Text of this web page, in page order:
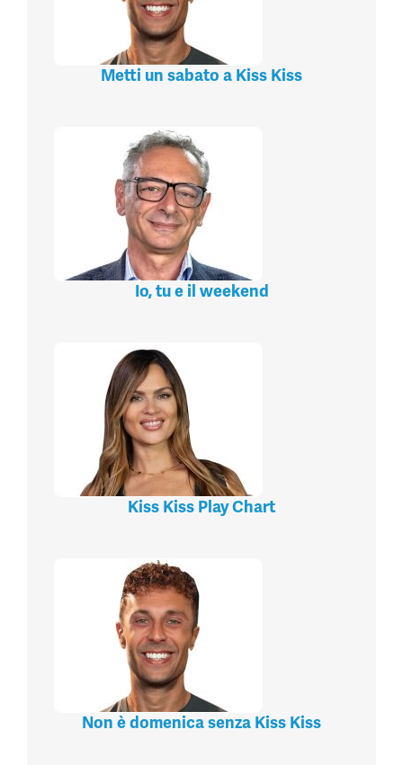
Metti un sabato a Kiss Kiss
Io, tu e il weekend
Kiss Kiss Play Chart
Non è domenica senza Kiss Kiss